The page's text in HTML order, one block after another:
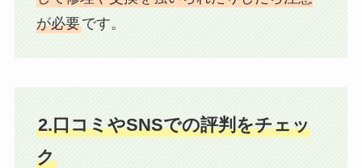
が必要です。
2.口コミやSNSでの評判をチェッ
ク